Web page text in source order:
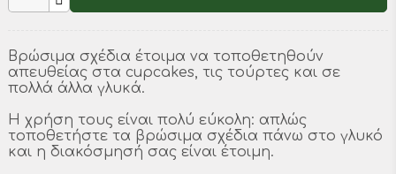
Βρώσιμα σχέδια έτοιμα να τοποθετηθούν
απευθείας στα cupcakes, τις τούρτες και σε
πολλά άλλα γλυκά.
Η χρήση τους είναι πολύ εύκολη: απλώς
τοποθετήστε τα βρώσιμα σχέδια πάνω στο γλυκό
και η διακόσμησή σας είναι έτοιμη.